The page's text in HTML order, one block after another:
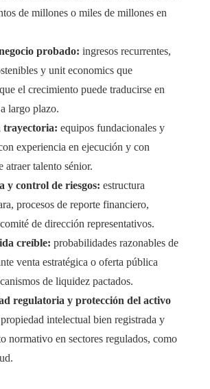
de millones o miles de millones en
probado: ingresos recurrentes,
y unit economics que
el crecimiento puede traducirse en
largo plazo.
trayectoria: equipos fundacionales y
experiencia en ejecución y con
atraer talento sénior.
y control de riesgos: estructura
procesos de reporte financiero,
de dirección representativos.
creíble: probabilidades razonables de
venta estratégica o oferta pública
de liquidez pactados.
regulatoria y protección del activo
propiedad intelectual bien registrada y
normativo en sectores regulados, como